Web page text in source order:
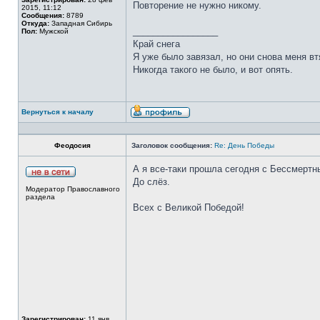
2015, 11:12
Сообщения: 8789
Откуда: Западная Сибирь
Пол: Мужской
Повторение не нужно никому.
Край снега
Я уже было завязал, но они снова меня
Никогда такого не было, и вот опять.
Вернуться к началу
Феодосия Заголовок сообщения: Re: День Победы
Модератор Православного
раздела
А я все-таки прошла сегодня с
До слёз.
Всех с Великой Победой!